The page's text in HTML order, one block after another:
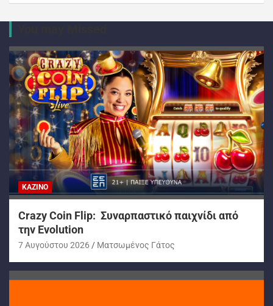
ΚΑΖΊΝΟ
Crazy Coin Flip: Συναρπαστικό παιχνίδι από
την Evolution
7 Αυγούστου 2026 Ματσωμένος Γάτος